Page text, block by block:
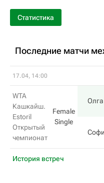
Статистика
Последние матчи
17.04, 14:00
WTA
Кашкайш.
Estoril
Открытый
чемпионат
Female
Single
История встреч